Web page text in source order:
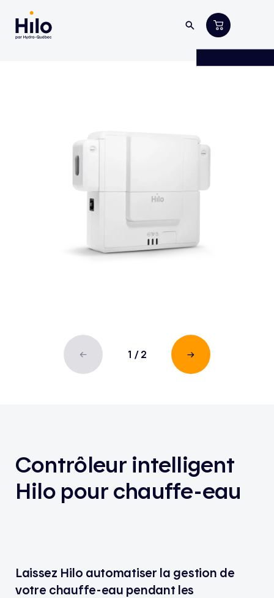
1 / 2
Contrôleur intelligent
Hilo pour chauffe-eau
Laissez Hilo automatiser la gestion de
votre chauffe-eau pendant les